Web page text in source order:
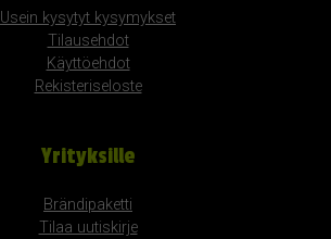
Usein kysytyt kysymykset
Tilausehdot
Käyttöehdot
Rekisteriseloste
Yrityksille
Brändipaketti
Tilaa uutiskirje